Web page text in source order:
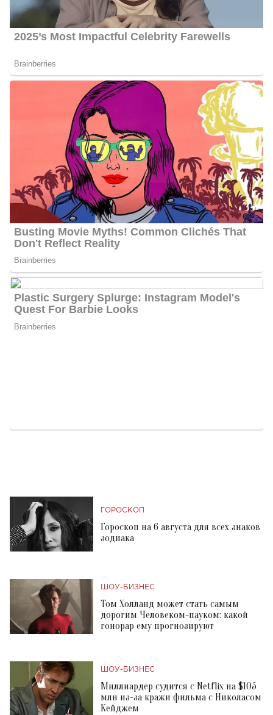
ГОРОСКОП
Гороскоп на 6 августа для всех знаков
зодиака
ШОУ-БИЗНЕС
Том Холланд может стать самым
дорогим Человеком-пауком: какой
гонорар ему прогнозируют
ШОУ-БИЗНЕС
Миллиардер судится с Netflix на $105
млн из-за кражи фильма с Николасом
Кейджем